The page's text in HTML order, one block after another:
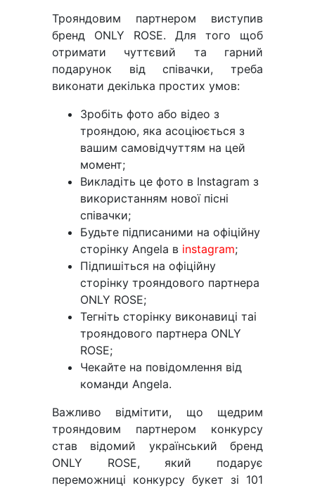
Трояндовим партнером виступив
бренд ONLY ROSE. Для того щоб
отримати чуттєвий та гарний
подарунок від співачки, треба
виконати декілька простих умов:
Зробіть фото або відео з
трояндою, яка асоціюється з
вашим самовідчуттям на цей
момент;
Викладіть це фото в Instagram з
використанням нової пісні
співачки;
Будьте підписаними на офіційну
сторінку Angela в instagram;
Підпишіться на офіційну
сторінку трояндового партнера
ONLY ROSE;
Тегніть сторінку виконавиці таі
трояндового партнера ONLY
ROSE;
Чекайте на повідомлення від
команди Angela.
Важливо відмітити, що щедрим
трояндовим партнером конкурсу
став відомий український бренд
ONLY ROSE, який подарує
переможниці конкурсу букет зі 101